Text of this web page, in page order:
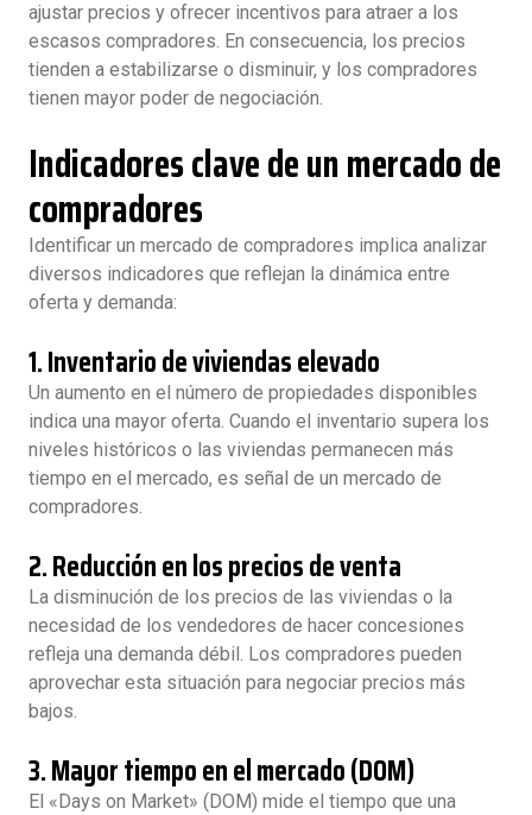
ajustar precios y ofrecer incentivos para atraer a los
escasos compradores. En consecuencia, los precios
tienden a estabilizarse o disminuir, y los compradores
tienen mayor poder de negociación.
Indicadores clave de un mercado de
compradores
Identificar un mercado de compradores implica analizar
diversos indicadores que reflejan la dinámica entre
oferta y demanda:
1.Inventario de viviendas elevado
Un aumento en el número de propiedades disponibles
indica una mayor oferta. Cuando el inventario supera los
niveles históricos o las viviendas permanecen más
tiempo en el mercado, es señal de un mercado de
compradores.
2.Reducción en los precios de venta
La disminución de los precios de las viviendas o la
necesidad de los vendedores de hacer concesiones
refleja una demanda débil. Los compradores pueden
aprovechar esta situación para negociar precios más
bajos.
3.Mayor tiempo en el mercado (DOM)
El «Days on Market» (DOM) mide el tiempo que una